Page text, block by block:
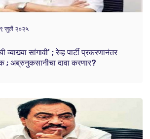
जुलै २०२५
व्याख्या सांगावी' ; रेव्ह पार्टी प्रकरणानंतर
दावा करणार?